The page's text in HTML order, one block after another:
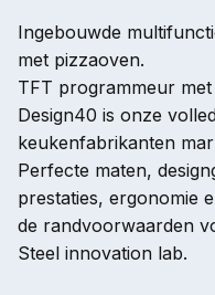
Ingebouwde
met pizzaoven.
TFT programmeur
Design40 is onze
keukenfabrikanten
Perfecte maten,
prestaties, ergonomie
de randvoorwaarden
Steel innovation lab.